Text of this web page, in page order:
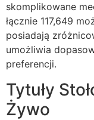
panel
panel
skomplikowane
łącznie 117,649
posiadają
umożliwia
preferencji.
Tytuły
Żywo